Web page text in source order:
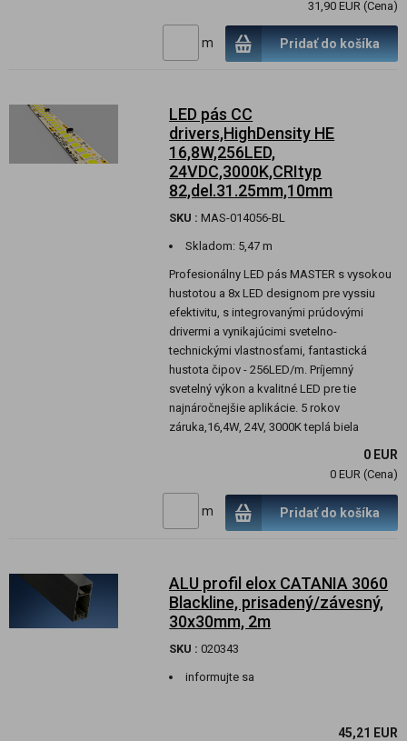
31,90 EUR (Cena)
m Pridať do košíka
LED pás CC
drivers,HighDensity HE
16,8W,256LED,
24VDC,3000K,CRItyp
82,del.31.25mm,10mm
SKU : MAS-014056-BL
Skladom: 5,47 m
Profesionálny LED pás MASTER s vysokou
hustotou a 8x LED designom pre vyssiu
efektivitu, s integrovanými prúdovými
drivermi a vynikajúcimi svetelno-
technickými vlastnosťami, fantastická
hustota čipov - 256LED/m. Príjemný
svetelný výkon a kvalitné LED pre tie
najnáročnejšie aplikácie. 5 rokov
záruka,16,4W, 24V, 3000K teplá biela
0 EUR
0 EUR (Cena)
m Pridať do košíka
ALU profil elox CATANIA 3060
Blackline, prisadený/závesný,
30x30mm, 2m
SKU : 020343
informujte sa
45,21 EUR